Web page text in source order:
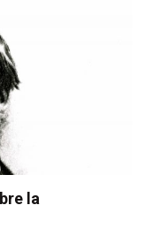
la